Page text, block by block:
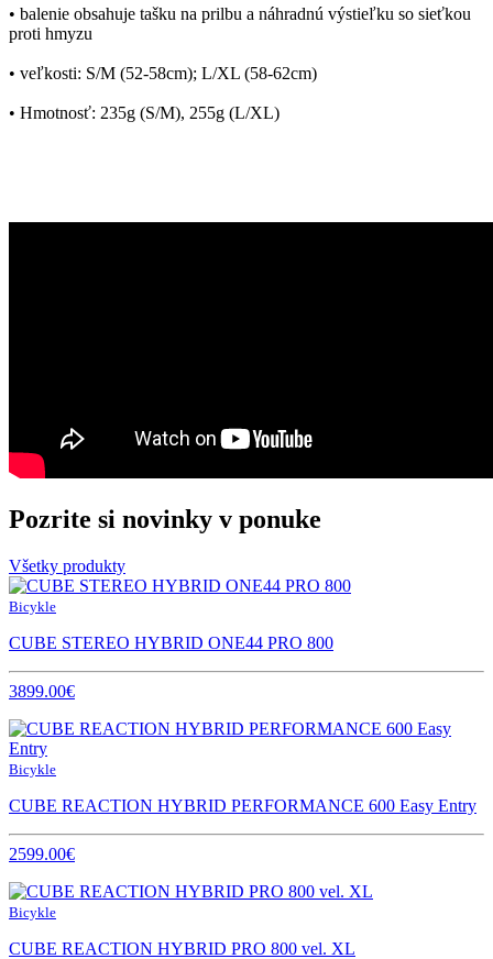
• balenie obsahuje tašku na prilbu a náhradnú výstieľku so sieťkou
proti hmyzu
• veľkosti: S/M (52-58cm); L/XL (58-62cm)
• Hmotnosť: 235g (S/M), 255g (L/XL)
Pozrite si novinky v ponuke
Všetky produkty
Bicykle
CUBE STEREO HYBRID ONE44 PRO 800
3899.00€
Bicykle
CUBE REACTION HYBRID PERFORMANCE 600 Easy Entry
2599.00€
Bicykle
CUBE REACTION HYBRID PRO 800 vel. XL